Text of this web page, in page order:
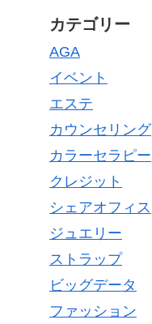
カテゴリー
AGA
イベント
エステ
カウンセリング
カラーセラピー
クレジット
シェアオフィス
ジュエリー
ストラップ
ビッグデータ
ファッション